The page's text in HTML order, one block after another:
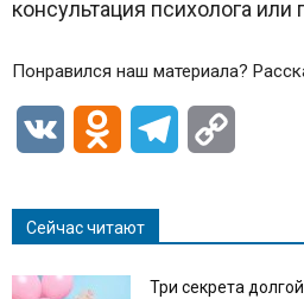
консультация психолога или
Понравился наш материала?
VK Odnoklassniki
Telegram
Сейчас читают
Три секрета